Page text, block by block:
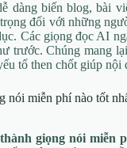
dàng biến blog, bài
đối với những
Các giọng đọc AI
trước. Chúng mang
tố then chốt giúp nội
nói miễn phí nào tốt
giọng nói miễn